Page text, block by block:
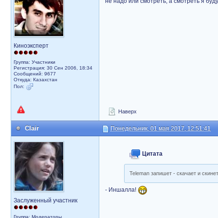
Киноэксперт
Группа: Участники
Регистрация: 30 Сен 2006, 18:34
Сообщений: 9677
Откуда: Казахстан
Пол:
Наверх
Clair Понедельник, 01 мая 2017, 12:51:41
Заслуженный участник
Группа: Модераторы
Цитата
Teleman запишет - скачает и скинет
- Иншалла!